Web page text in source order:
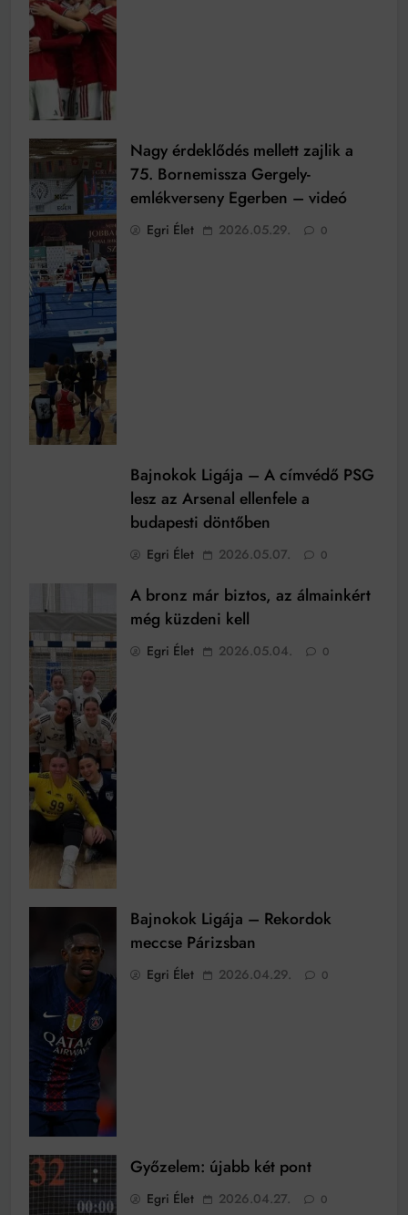
Nagy érdeklődés mellett zajlik a
75. Bornemissza Gergely-
emlékverseny Egerben – videó
Egri Élet 2026.05.29. 0
Bajnokok Ligája – A címvédő PSG
lesz az Arsenal ellenfele a
budapesti döntőben
Egri Élet 2026.05.07. 0
A bronz már biztos, az álmainkért
még küzdeni kell
Egri Élet 2026.05.04. 0
Bajnokok Ligája – Rekordok
meccse Párizsban
Egri Élet 2026.04.29. 0
Győzelem: újabb két pont
Egri Élet 2026.04.27. 0